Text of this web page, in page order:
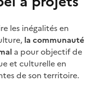
les inégalités en
la communauté
a pour objectif de
et culturelle en
de son territoire.